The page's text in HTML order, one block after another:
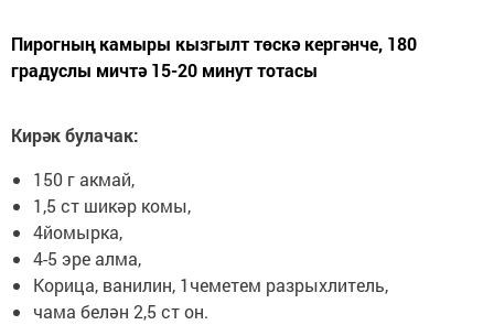
Пирогның камыры кызгылт төскә кергәнче, 180
градуслы мичтә 15-20 минут тотасы
Кирәк булачак:
150 г акмай,
1,5 ст шикәр комы,
4йомырка,
4-5 эре алма,
Корица, ванилин, 1чеметем разрыхлитель,
чама белән 2,5 ст он.